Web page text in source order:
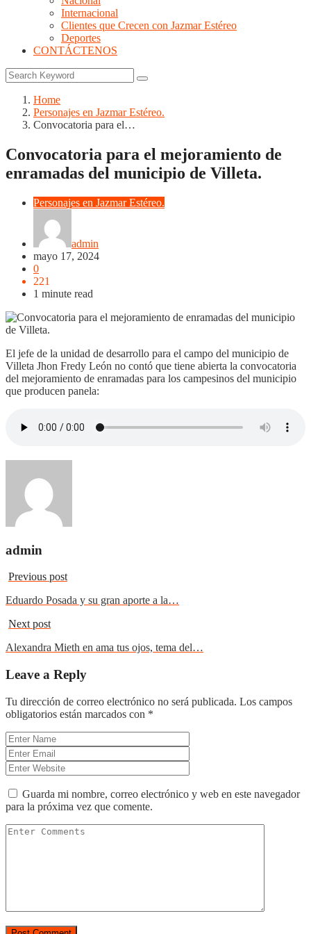
Internacional
Clientes que Crecen con Jazmar Estéreo
Deportes
CONTÁCTENOS
Home
Personajes en Jazmar Estéreo.
Convocatoria para el…
Convocatoria para el mejoramiento de
enramadas del municipio de Villeta.
Personajes en Jazmar Estéreo.
admin
mayo 17, 2024
0
221
1 minute read
El jefe de la unidad de desarrollo para el campo del municipio de
Villeta Jhon Fredy León no contó que tiene abierta la convocatoria
del mejoramiento de enramadas para los campesinos del municipio
que producen panela:
admin
Previous post
Eduardo Posada y su gran aporte a la…
Next post
Alexandra Mieth en ama tus ojos, tema del…
Leave a Reply
Tu dirección de correo electrónico no será publicada. Los campos
obligatorios están marcados con *
Guarda mi nombre, correo electrónico y web en este navegador
para la próxima vez que comente.